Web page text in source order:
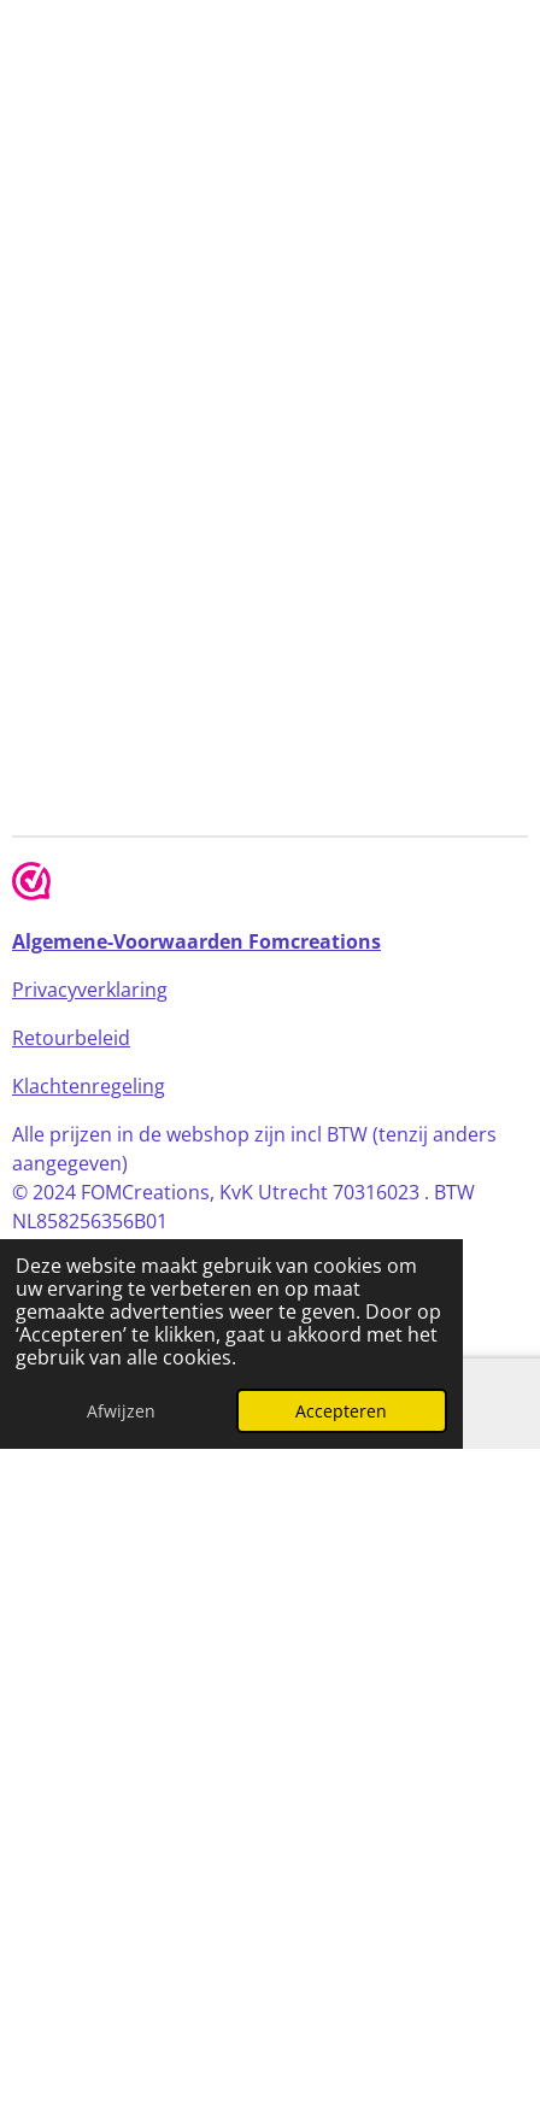
Deze website maakt gebruik van cookies om
uw ervaring te verbeteren en op maat
gemaakte advertenties weer te geven. Door op
‘Accepteren’ te klikken, gaat u akkoord met het
gebruik van alle cookies.
Afwijzen Accepteren
Algemene-Voorwaarden Fomcreations
Privacyverklaring
Retourbeleid
Klachtenregeling
Alle prijzen in de webshop zijn incl BTW (tenzij anders
aangegeven)
© 2024 FOMCreations, KvK Utrecht 70316023 . BTW
NL858256356B01
E-mailadres